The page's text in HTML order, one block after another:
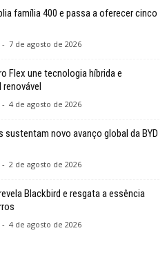
família 400 e passa a oferecer cinco
- 7 de agosto de 2026
Flex une tecnologia híbrida e
- 4 de agosto de 2026
sustentam novo avanço global da BYD
- 2 de agosto de 2026
Blackbird e resgata a essência
- 4 de agosto de 2026